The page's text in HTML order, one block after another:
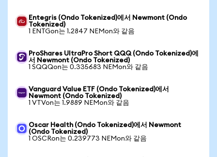
Entegris (Ondo Tokenized)에서 Newmont (Ondo
Tokenized)
1 ENTGon는 1.2847 NEMon와 같음
ProShares UltraPro Short QQQ (Ondo Tokenized)에
서 Newmont (Ondo Tokenized)
1 SQQQon는 0.335683 NEMon와 같음
Vanguard Value ETF (Ondo Tokenized)에서
Newmont (Ondo Tokenized)
1 VTVon는 1.9889 NEMon와 같음
Oscar Health (Ondo Tokenized)에서 Newmont
(Ondo Tokenized)
1 OSCRon는 0.239773 NEMon와 같음